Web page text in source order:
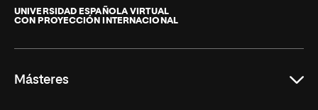
de
La
UNIVERSIDAD ESPAÑOLA VIRTUAL
CON PROYECCIÓN INTERNACIONAL
Másteres